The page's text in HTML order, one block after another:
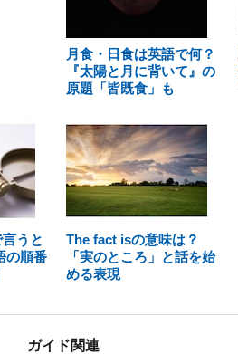
月食・日食は英語で何？
『太陽と月に背いて』の
原題「皆既食」も
うと
の順番
The fact isの意味は？
「実のところ」と話を始
める表現
ガイド関連